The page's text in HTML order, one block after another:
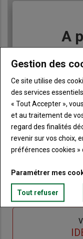
A
Lien
Liste
à
puce
Accédez à
Consultez le
numérique, sur
Ne manquez
newsletter du
Gestion des
Ce site utilise des
des services
« Tout Accepter »,
et au traitement de
regard des finalités
revenir sur vos choix,
préférences cookies »
Paramétrer mes
Tout refuser